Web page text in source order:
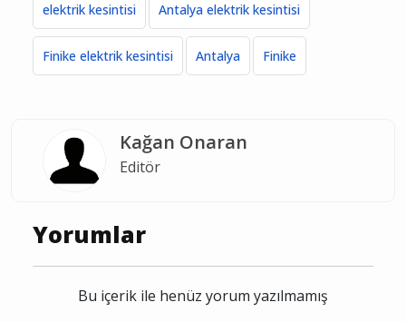
elektrik kesintisi Antalya elektrik kesintisi
Finike elektrik kesintisi Antalya Finike
Kağan Onaran
Editör
Yorumlar
Bu içerik ile henüz yorum yazılmamış